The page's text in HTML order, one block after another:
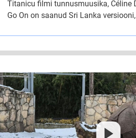
Go
Sri
Titanicu filmi tunnusmuusika, Céline
Go On on saanud Sri Lanka